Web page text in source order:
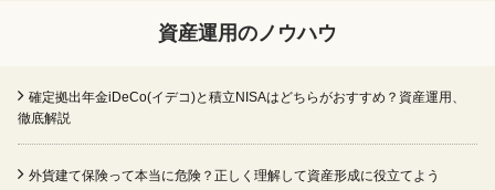
資産運用のノウハウ
確定拠出年金iDeCo(イデコ)と積立NISAはどちらがおすすめ？資産運用、
徹底解説
外貨建て保険って本当に危険？正しく理解して資産形成に役立てよう